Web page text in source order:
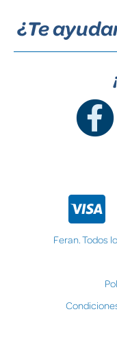
¿Te
Feran. Todos